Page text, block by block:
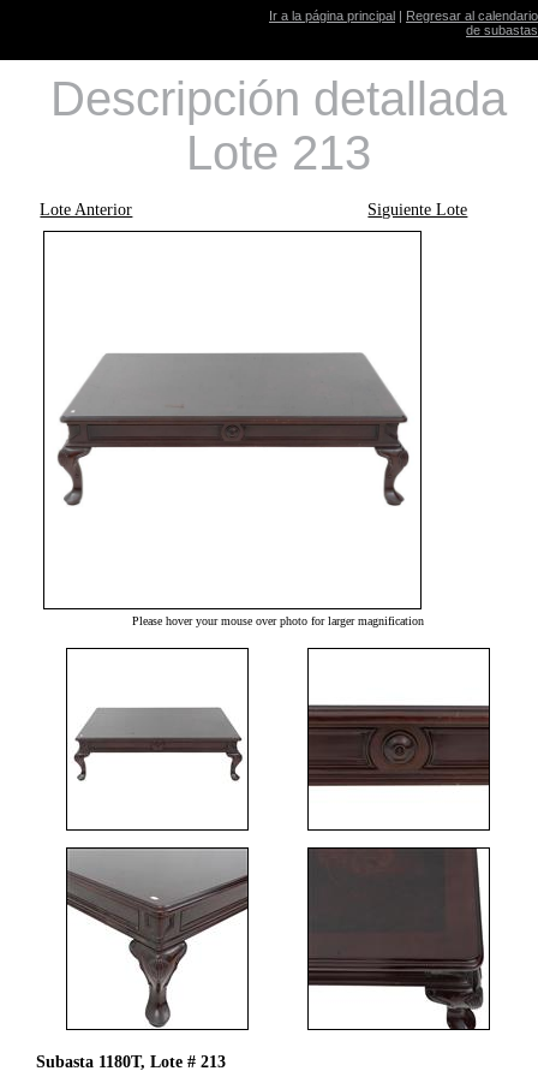
Ir a la página principal | Regresar al calendario
de subastas
Descripción detallada
Lote 213
Lote Anterior Siguiente Lote
Please hover your mouse over photo for larger magnification
Subasta 1180T, Lote # 213